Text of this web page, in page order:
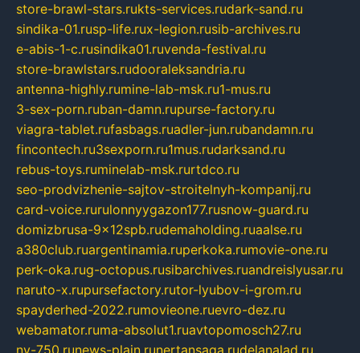
store-brawl-stars.rukts-services.rudark-sand.ru
sindika-01.rusp-life.rux-legion.rusib-archives.ru
e-abis-1-c.rusindika01.ruvenda-festival.ru
store-brawlstars.rudooraleksandria.ru
antenna-highly.rumine-lab-msk.ru1-mus.ru
3-sex-porn.ruban-damn.rupurse-factory.ru
viagra-tablet.rufasbags.ruadler-jun.rubandamn.ru
fincontech.ru3sexporn.ru1mus.rudarksand.ru
rebus-toys.ruminelab-msk.rurtdco.ru
seo-prodvizhenie-sajtov-stroitelnyh-kompanij.ru
card-voice.rurulonnyygazon177.rusnow-guard.ru
domizbrusa-9x12spb.rudemaholding.ruaalse.ru
a380club.ruargentinamia.ruperkoka.rumovie-one.ru
perk-oka.rug-octopus.rusibarchives.ruandreislyusar.ru
naruto-x.rupursefactory.rutor-lyubov-i-grom.ru
spayderhed-2022.rumovieone.ruevro-dez.ru
webamator.ruma-absolut1.ruavtopomosch27.ru